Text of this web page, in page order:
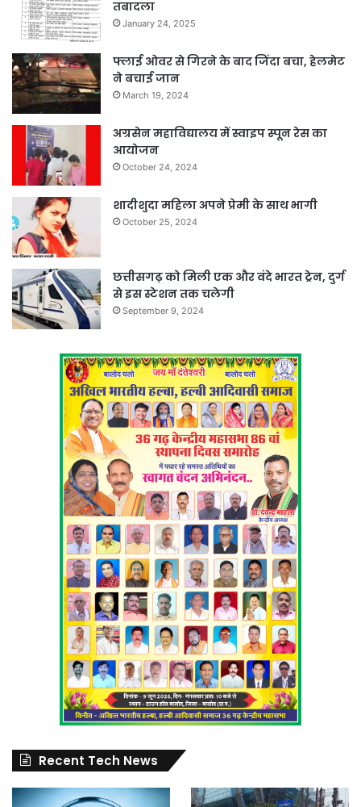
तबादला
January 24, 2025
फ्लाई ओवर से गिरने के बाद जिंदा बचा, हेलमेट
ने बचाई जान
March 19, 2024
अग्रसेन महाविद्यालय में स्वाइप स्पून रेस का
आयोजन
October 24, 2024
शादीशुदा महिला अपने प्रेमी के साथ भागी
October 25, 2024
छत्तीसगढ़ को मिली एक और वंदे भारत ट्रेन, दुर्ग
से इस स्टेशन तक चलेगी
September 9, 2024
Recent Tech News